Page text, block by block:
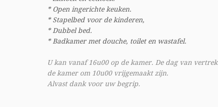
* Open ingerichte keuken.
* Stapelbed voor de kinderen,
* Dubbel bed.
* Badkamer met douche, toilet en wastafel.
U kan vanaf 16u00 op de kamer. De dag van
de kamer om 10u00 vrijgemaakt zijn.
Alvast dank voor uw begrip.